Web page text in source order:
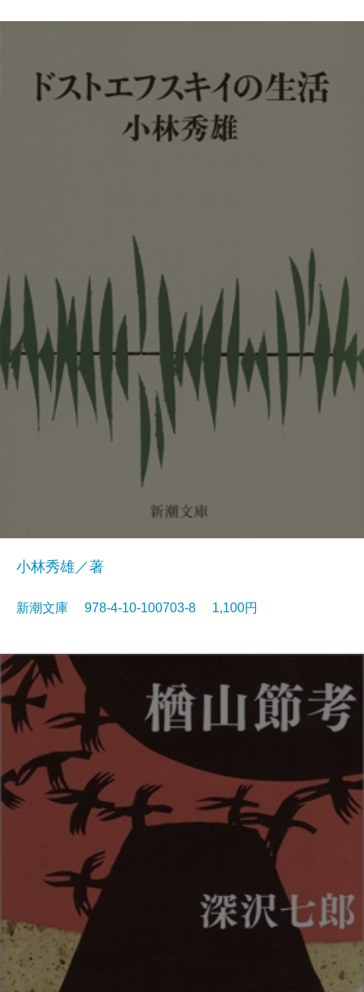
小林秀雄／著
新潮文庫 978-4-10-100703-8 1,100円